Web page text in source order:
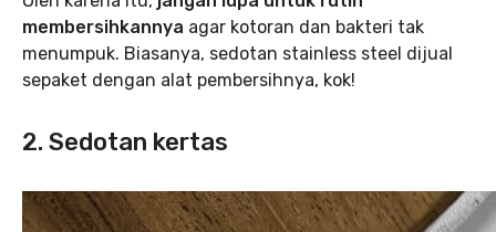
membersihkannya agar kotoran dan bakteri tak
menumpuk. Biasanya, sedotan stainless steel dijual
sepaket dengan alat pembersihnya, kok!
2. Sedotan kertas